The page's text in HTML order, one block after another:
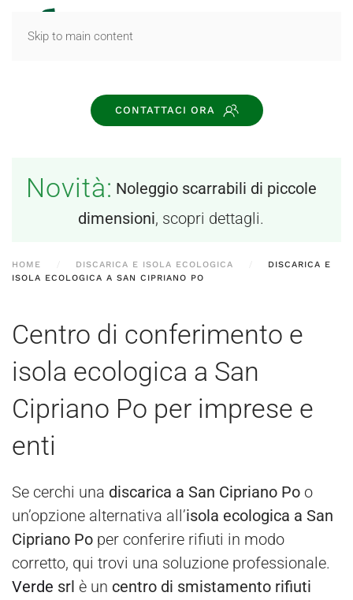
Skip to main content
CONTATTACI ORA
Novità: Noleggio scarrabili di piccole
dimensioni, scopri dettagli.
HOME DISCARICA E ISOLA ECOLOGICA
DISCARICA E
ISOLA ECOLOGICA A SAN CIPRIANO PO
Centro di conferimento e
isola ecologica a San
Cipriano Po per imprese e
enti
Se cerchi una discarica a San Cipriano Po o
un’opzione alternativa all’isola ecologica a San
Cipriano Po per conferire rifiuti in modo
corretto, qui trovi una soluzione professionale.
Verde srl è un centro di smistamento rifiuti